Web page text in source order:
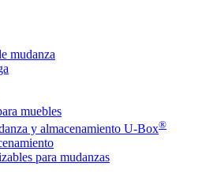
mudanza
muebles
y almacenamiento U-Box®
para mudanzas